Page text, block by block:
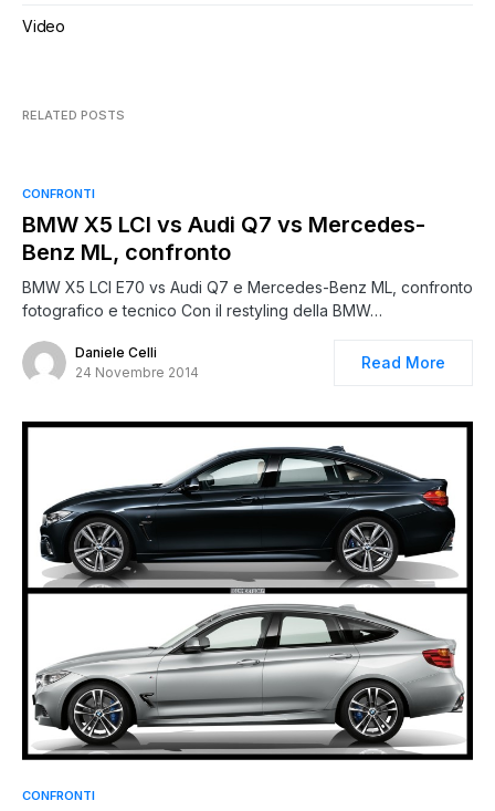
Video
RELATED POSTS
CONFRONTI
BMW X5 LCI vs Audi Q7 vs Mercedes-
Benz ML, confronto
BMW X5 LCI E70 vs Audi Q7 e Mercedes-Benz ML, confronto
fotografico e tecnico Con il restyling della BMW…
Daniele Celli
24 Novembre 2014
Read More
CONFRONTI